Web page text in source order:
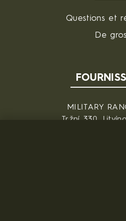
Questions et
De gros
MILITARY
Tržní 330,